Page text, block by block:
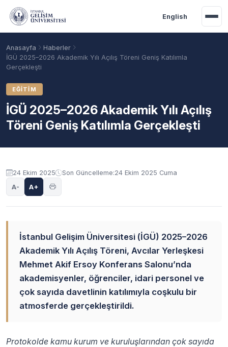
Ana içeriğe geç
English
Akademik Takvim Burslar Taban Puanlar
Anasayfa
Haberler
İGÜ 2025–2026 Akademik Yılı Açılış Töreni Geniş Katılımla
Gerçekleşti
EĞITIM
İGÜ 2025–2026 Akademik Yılı Açılış
Töreni Geniş Katılımla Gerçekleşti
24 Ekim 2025 Son Güncelleme:24 Ekim 2025 Cuma
A- A+
İstanbul Gelişim Üniversitesi (İGÜ) 2025–2026
Akademik Yılı Açılış Töreni, Avcılar Yerleşkesi
Mehmet Akif Ersoy Konferans Salonu’nda
akademisyenler, öğrenciler, idari personel ve
çok sayıda davetlinin katılımıyla coşkulu bir
atmosferde gerçekleştirildi.
Protokolde kamu kurum ve kuruluşlarından çok sayıda